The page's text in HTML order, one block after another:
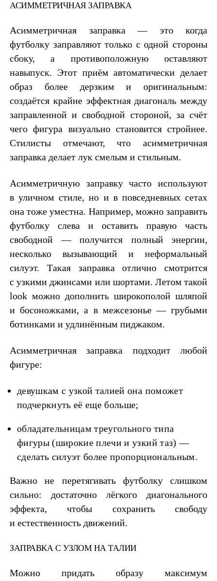
АСИММЕТРИЧНАЯ ЗАПРАВКА
Асимметричная заправка — это когда
футболку заправляют только с одной стороны
сбоку, а противоположную оставляют
навыпуск. Этот приём автоматически делает
образ более дерзким и оригинальным:
создаётся крайне эффектная диагональ между
заправленной и свободной стороной, за счёт
чего фигура визуально становится стройнее.
Стилисты отмечают, что асимметричная
заправка делает лук смелым и стильным.
Асимметричную заправку часто используют
в уличном стиле, но и в повседневных сетах
она тоже уместна. Например, можно заправить
футболку слева и оставить правую часть
свободной — получится полный энергии,
несколько вызывающий и неформальный
силуэт. Такая заправка отлично смотрится
с узкими джинсами или шортами. Летом такой
look можно дополнить широкополой шляпой
и босоножками, а в межсезонье — грубыми
ботинками и удлинённым пиджаком.
Асимметричная заправка подходит любой
фигуре:
девушкам с узкой талией она поможет
подчеркнуть её еще больше;
обладательницам треугольного типа
фигуры (широкие плечи и узкий таз) —
сделать силуэт более пропорциональным.
Важно не перетягивать футболку слишком
сильно: достаточно лёгкого диагонального
эффекта, чтобы сохранить свободу
и естественность движений.
ЗАПРАВКА С УЗЛОМ НА ТАЛИИ
Можно придать образу максимум